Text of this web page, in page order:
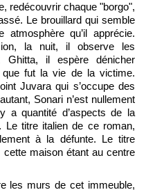
redécouvrir chaque "borgo",
Le brouillard qui semble
qu’il apprécie.
la nuit, il observe les
Ghitta, il espère dénicher
que fut la vie de la victime.
Juvara qui s’occupe des
Sonari n’est nullement
a quantité d’aspects de la
Le titre italien de ce roman,
à la défunte. Le titre
maison étant au centre
les murs de cet immeuble,